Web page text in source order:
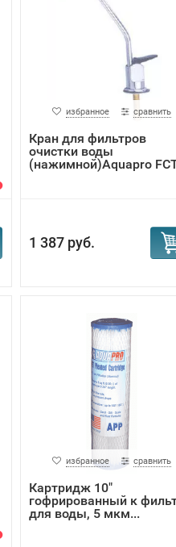
избранное сравнить
Кран для фильтров
очистки воды
(нажимной)Aquapro
1 387 руб.
избранное сравнить
Картридж 10"
гофрированный к
для воды, 5 мкм...